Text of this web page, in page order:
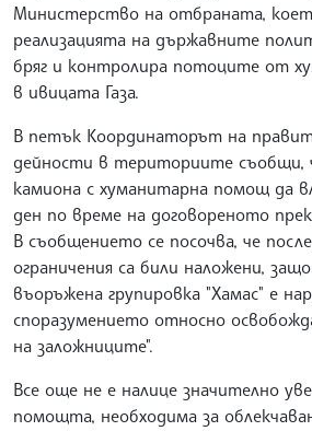
Министерство на отбраната,
реализацията на държавните
бряг и контролира потоците от
в ивицата Газа.
В петък Координаторът на
дейности в териториите съобщи,
камиона с хуманитарна помощ да
ден по време на договореното
В съобщението се посочва, че
ограничения са били наложени,
въоръжена групировка "Хамас" е
споразумението относно
на заложниците".
Все още не е налице значително
помощта, необходима за